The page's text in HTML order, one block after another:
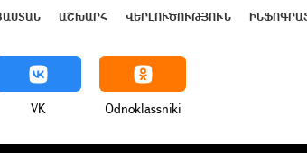
ԱՇԽԱՐՀ ՎԵՐԼՈՒԾՈՒԹՅՈՒՆ
VK Odnoklassniki